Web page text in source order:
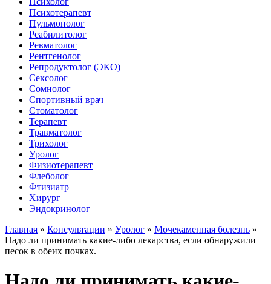
Психотерапевт
Пульмонолог
Реабилитолог
Ревматолог
Рентгенолог
Репродуктолог (ЭКО)
Сексолог
Сомнолог
Спортивный врач
Стоматолог
Терапевт
Травматолог
Трихолог
Уролог
Физиотерапевт
Флеболог
Фтизиатр
Хирург
Эндокринолог
Главная » Консультации » Уролог » Мочекаменная болезнь »
Надо ли принимать какие-либо лекарства, если обнаружили
песок в обеих почках.